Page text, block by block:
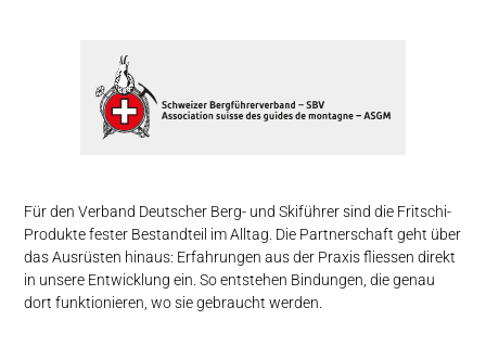
Für den Verband Deutscher Berg- und Skiführer sind die Fritschi-
Produkte fester Bestandteil im Alltag. Die Partnerschaft geht über
das Ausrüsten hinaus: Erfahrungen aus der Praxis fliessen direkt
in unsere Entwicklung ein. So entstehen Bindungen, die genau
dort funktionieren, wo sie gebraucht werden.